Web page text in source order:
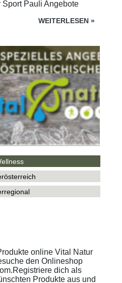
Pauli Angebote
WEITERLESEN »
online Vital Natur
den Onlineshop
dich als
Produkte aus und